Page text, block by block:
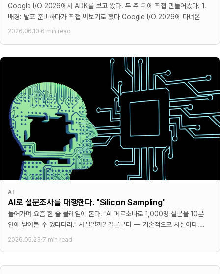
Google I/O 2026에서 ADK를 보고 왔다. 두 주 뒤에 직접 만들어봤다. 1.
배경: 발표 준비하다가 직접 써보기로 했다 Google I/O 2026에 다녀온
2026.06.10·6 min read
AI
AI로 설문조사를 대행한다. "Silicon Sampling"
들어가며 요즘 한 줄 클레임이 돈다. "AI 페르소나로 1,000명 설문을 10분
안에 받아볼 수 있다더라." 사실일까? 결론부터 — 기술적으로 사실이다.
다만 그
2026.05.23·7 min read